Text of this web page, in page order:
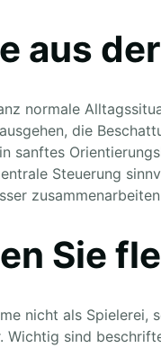
aus
normale
die
sanftes
Steuerung
Sie
nicht als Spielerei,
Wichtig sind